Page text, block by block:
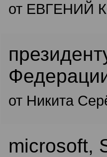
от ЕВГЕНИЙ
от Никита
microsoft,